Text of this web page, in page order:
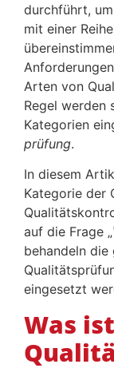
durchführt,
mit einer
Arten von
Regel werden
Kategorien
prüfung.
In diesem
Kategorie der
auf die Frage „
behandeln
eingesetzt
Was ist